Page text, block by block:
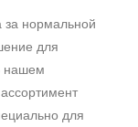
за нормальной
для
нашем
для